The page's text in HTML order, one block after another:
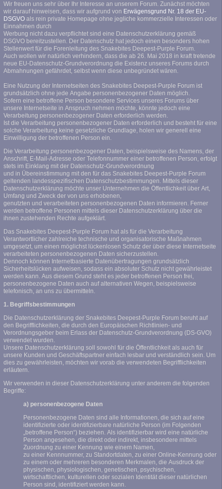
Wir freuen uns sehr über Ihr Interesse an unserem Forum. Zunächst möchten
wir darauf hinweisen, dass wir aufgrund von Erwägensgrund Nr. 18 der EU-
DSGVO als rein private Homepage ohne jegliche kommerzielle Interessen oder
Einnahmen durch
Werbung nicht dazu verpflichtet sind eine Datenschutzerklärung gemäß
DSGVO bereitzustellen. Der Datenschutz hat jedoch einen besonders hohen
Stellenwert für die Forenleitung des Snakebites Deepest-Purple Forum.
Auch wollen wir natürlich verhindern, dass die ab 26. Mai 2018 in kraft tretende
neue EU-Datenschutz-Grundverordnung die Existenz unseres Forums durch
Abmahnungen gefährdet, selbst wenn diese unbegründet wären.
Eine Nutzung der Internetseiten des Snakebites Deepest-Purple Forum ist
grundsätzlich ohne jede Angabe personenbezogener Daten möglich.
Sofern eine betroffene Person besondere Services unseres Forums über
unsere Internetseite in Anspruch nehmen möchte, könnte jedoch eine
Verarbeitung personenbezogener Daten erforderlich werden.
Ist die Verarbeitung personenbezogener Daten erforderlich und besteht für eine
solche Verarbeitung keine gesetzliche Grundlage, holen wir generell eine
Einwilligung der betroffenen Person ein.
Die Verarbeitung personenbezogener Daten, beispielsweise des Namens, der
Anschrift, E-Mail-Adresse oder Telefonnummer einer betroffenen Person, erfolgt
stets im Einklang mit der Datenschutz-Grundverordnung
und in Übereinstimmung mit den für das Snakebites Deepest-Purple Forum
geltenden landesspezifischen Datenschutzbestimmungen. Mittels dieser
Datenschutzerklärung möchte unser Unternehmen die Öffentlichkeit über Art,
Umfang und Zweck der von uns erhobenen,
genutzten und verarbeiteten personenbezogenen Daten informieren. Ferner
werden betroffene Personen mittels dieser Datenschutzerklärung über die
ihnen zustehenden Rechte aufgeklärt.
Das Snakebites Deepest-Purple Forum hat als für die Verarbeitung
Verantwortlicher zahlreiche technische und organisatorische Maßnahmen
umgesetzt, um einen möglichst lückenlosen Schutz der über diese Internetseite
verarbeiteten personenbezogenen Daten sicherzustellen.
Dennoch können Internetbasierte Datenübertragungen grundsätzlich
Sicherheitslücken aufweisen, sodass ein absoluter Schutz nicht gewährleistet
werden kann. Aus diesem Grund steht es jeder betroffenen Person frei,
personenbezogene Daten auch auf alternativen Wegen, beispielsweise
telefonisch, an uns zu übermitteln.
1. Begriffsbestimmungen
Die Datenschutzerklärung der Snakebites Deepest-Purple Forum beruht auf
den Begrifflichkeiten, die durch den Europäischen Richtlinien- und
Verordnungsgeber beim Erlass der Datenschutz-Grundverordnung (DS-GVO)
verwendet wurden.
Unsere Datenschutzerklärung soll sowohl für die Öffentlichkeit als auch für
unsere Kunden und Geschäftspartner einfach lesbar und verständlich sein. Um
dies zu gewährleisten, möchten wir vorab die verwendeten Begrifflichkeiten
erläutern.
Wir verwenden in dieser Datenschutzerklärung unter anderem die folgenden
Begriffe:
a) personenbezogene Daten
Personenbezogene Daten sind alle Informationen, die sich auf eine
identifizierte oder identifizierbare natürliche Person (im Folgenden
„betroffene Person“) beziehen. Als identifizierbar wird eine natürliche
Person angesehen, die direkt oder indirekt, insbesondere mittels
Zuordnung zu einer Kennung wie einem Namen,
zu einer Kennnummer, zu Standortdaten, zu einer Online-Kennung oder
zu einem oder mehreren besonderen Merkmalen, die Ausdruck der
physischen, physiologischen, genetischen, psychischen,
wirtschaftlichen, kulturellen oder sozialen Identität dieser natürlichen
Person sind, identifiziert werden kann.